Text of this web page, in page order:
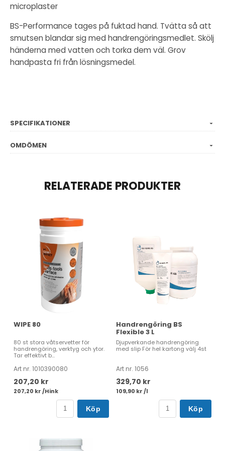
microplaster
BS-Performance tages på fuktad hand. Tvätta så att
smutsen blandar sig med handrengöringsmedlet. Skölj
händerna med vatten och torka dem väl. Grov
handpasta fri från lösningsmedel.
SPECIFIKATIONER
OMDÖMEN
RELATERADE PRODUKTER
WIPE 80
80 st stora våtservetter för
handrengöring, verktyg och ytor.
Tar effektivt b...
Art nr. 1010390080
207,20 kr
207,20 kr /Hink
Köp
Handrengöring BS
Flexible 3 L
Djupverkande handrengöring
med slip För hel kartong välj 4st
Art nr. 1056
329,70 kr
109,90 kr /l
Köp